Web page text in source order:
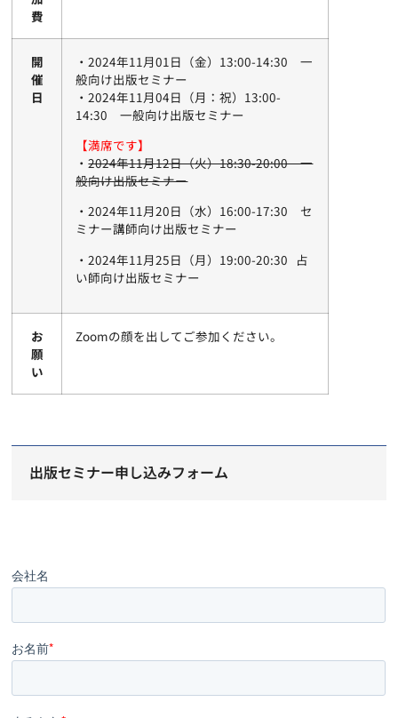
費
開
催
日
・2024年11月01日（金）13:00-14:30 一
般向け出版セミナー
・2024年11月04日（月：祝）13:00-
14:30 一般向け出版セミナー
【満席です】
・2024年11月12日（火）18:30-20:00 一
般向け出版セミナー
・2024年11月20日（水）16:00-17:30 セ
ミナー講師向け出版セミナー
・2024年11月25日（月）19:00-20:30 占
い師向け出版セミナー
お
願
い
Zoomの顔を出してご参加ください。
出版セミナー申し込みフォーム